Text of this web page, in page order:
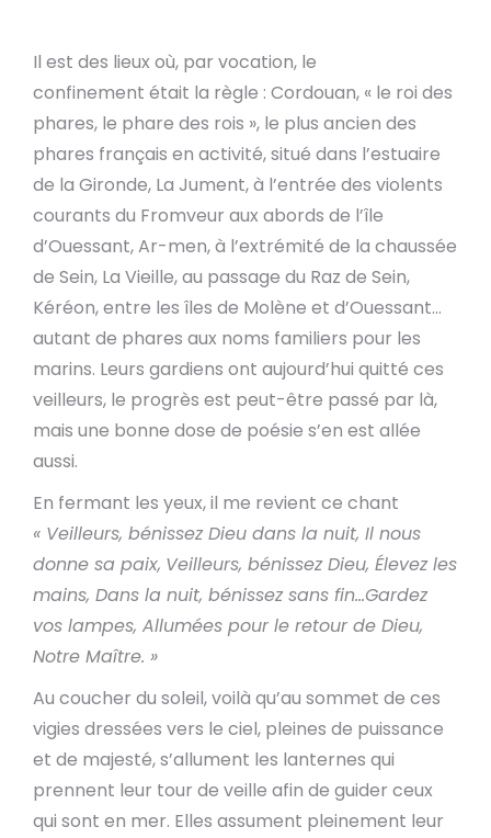
Il est des lieux où, par vocation, le
confinement était la règle : Cordouan, « le roi des
phares, le phare des rois », le plus ancien des
phares français en activité, situé dans l’estuaire
de la Gironde, La Jument, à l’entrée des violents
courants du Fromveur aux abords de l’île
d’Ouessant, Ar-men, à l’extrémité de la chaussée
de Sein, La Vieille, au passage du Raz de Sein,
Kéréon, entre les îles de Molène et d’Ouessant…
autant de phares aux noms familiers pour les
marins. Leurs gardiens ont aujourd’hui quitté ces
veilleurs, le progrès est peut-être passé par là,
mais une bonne dose de poésie s’en est allée
aussi.
En fermant les yeux, il me revient ce chant
« Veilleurs, bénissez Dieu dans la nuit, Il nous
donne sa paix, Veilleurs, bénissez Dieu, Élevez les
mains, Dans la nuit, bénissez sans fin…Gardez
vos lampes, Allumées pour le retour de Dieu,
Notre Maître. »
Au coucher du soleil, voilà qu’au sommet de ces
vigies dressées vers le ciel, pleines de puissance
et de majesté, s’allument les lanternes qui
prennent leur tour de veille afin de guider ceux
qui sont en mer. Elles assument pleinement leur